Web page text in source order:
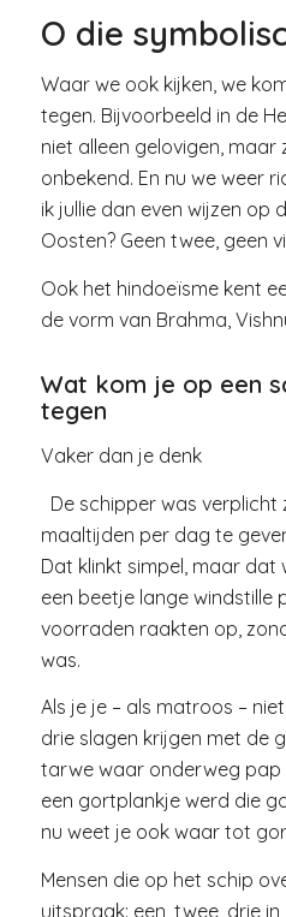
O die
Waar we ook kijken, we
tegen. Bijvoorbeeld in de
niet alleen gelovigen, maar
onbekend. En nu we weer
ik jullie dan even wijzen op
Oosten? Geen twee, geen
Ook het hindoeïsme kent
de vorm van Brahma,
Wat kom je op een
tegen
Vaker dan je denk
De schipper was verplicht
maaltijden per dag te
Dat klinkt simpel, maar dat
een beetje lange windstille
voorraden raakten op,
was.
Als je je – als matroos –
drie slagen krijgen met de
tarwe waar onderweg pap
een gortplankje werd die
nu weet je ook waar tot
Mensen die op het schip
uitspraak: een, twee, drie